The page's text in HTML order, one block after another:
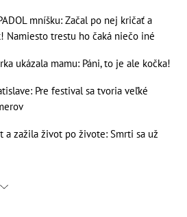
mníšku: Začal po nej kričať a
Namiesto trestu ho čaká niečo iné
ukázala mamu: Páni, to je ale kočka!
Pre festival sa tvoria veľké
a zažila život po živote: Smrti sa už